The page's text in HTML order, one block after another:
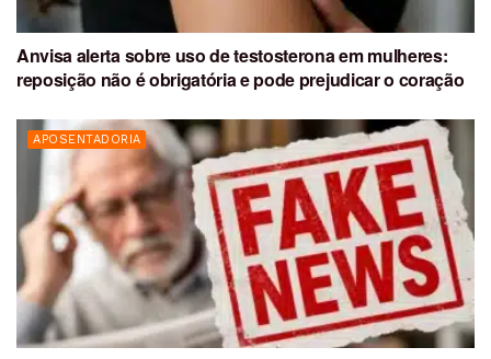
Anvisa alerta sobre uso de testosterona em mulheres:
reposição não é obrigatória e pode prejudicar o coração
APOSENTADORIA